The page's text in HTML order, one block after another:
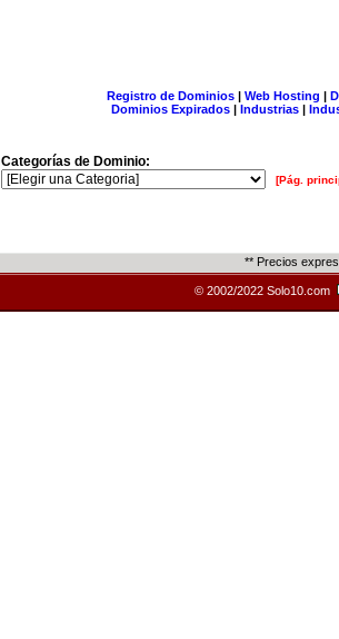
Registro de Dominios| Web Hosting |
Dominios Expirados | Industrias |
Categorías de Dominio:
[Pág.
** Precios
© 2002/2022 Solo10.com